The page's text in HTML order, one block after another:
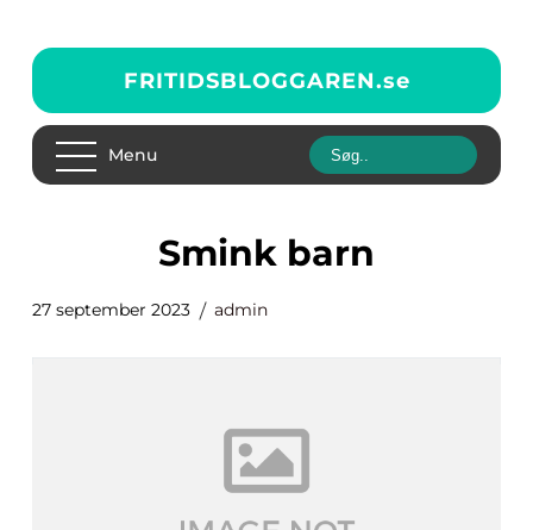
FRITIDSBLOGGAREN.se
Menu
smink barn
27 september 2023 admin